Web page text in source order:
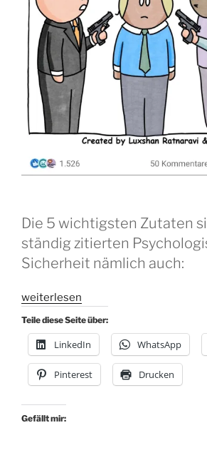
Die 5 wichtigsten Zutaten
ständig zitierten
Sicherheit nämlich auch:
„Es
braucht
mehr
Zutaten
für
erfolgreiche
als
weiterlesen
Teile diese Seite über:
LinkedIn WhatsApp
Pinterest Drucken
Gefällt mir: